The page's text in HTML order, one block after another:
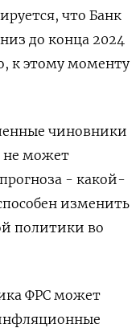
что Банк
до конца 2024
к этому моменту
чиновники
не может
- какой-
изменить
политики во
ФРС может